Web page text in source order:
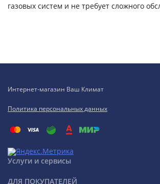
газовых систем и не требует сложного
Интернет-магазин Ваш Климат
Политика персональных данных
Услуги и сервисы
ДЛЯ ПОКУПАТЕЛЕЙ